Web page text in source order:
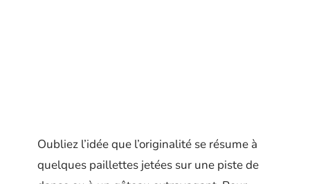
Oubliez l’idée que l’originalité se résume à
quelques paillettes jetées sur une piste de